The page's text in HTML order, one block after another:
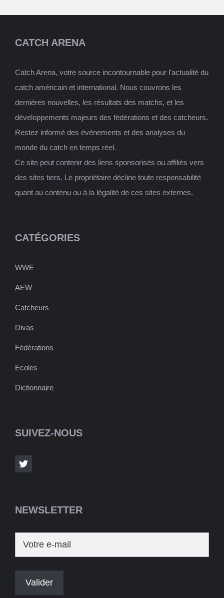
CATCH ARENA
Catch Arena, votre source incontournable pour l'actualité du
catch américain et international. Nous couvrons les
dernières nouvelles, les résultats des matchs, et les
développements majeurs des fédérations et des catcheurs.
Restez informé des événements et des analyses du
monde du catch en temps réel.
Ce site peut contenir des liens sponsorisés ou affiliés vers
des sites tiers. Le propriétaire décline toute responsabilité
quant au contenu ou à la légalité de ces sites externes.
CATÉGORIES
WWE
AEW
Catcheurs
Divas
Fédérations
Ecoles
Dictionnaire
SUIVEZ-NOUS
NEWSLETTER